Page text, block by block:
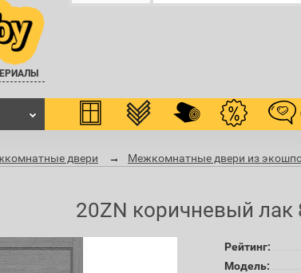
двери Межкомнатные двери из
20ZN коричневый лак
Рейтинг:
Модель: